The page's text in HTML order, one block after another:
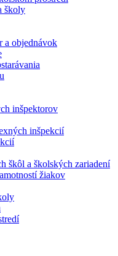
školy
a objednávok
inšpektorov
inšpekcií
škôl a školských zariadení
žiakov